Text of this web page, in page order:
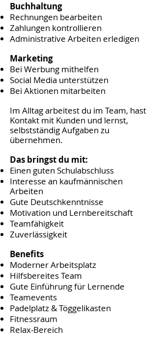
Buchhaltung
Rechnungen bearbeiten
Zahlungen kontrollieren
Administrative Arbeiten erledigen
Marketing
Bei Werbung mithelfen
Social Media unterstützen
Bei Aktionen mitarbeiten
Im Alltag arbeitest du im Team, hast
Kontakt mit Kunden und lernst,
selbstständig Aufgaben zu
übernehmen.
Das bringst du mit:
Einen guten Schulabschluss
Interesse an kaufmännischen
Arbeiten
Gute Deutschkenntnisse
Motivation und Lernbereitschaft
Teamfähigkeit
Zuverlässigkeit
Benefits
Moderner Arbeitsplatz
Hilfsbereites Team
Gute Einführung für Lernende
Teamevents
Padelplatz & Töggelikasten
Fitnessraum
Relax-Bereich